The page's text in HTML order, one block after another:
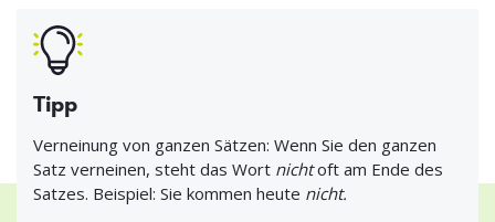
Tipp
Verneinung von ganzen Sätzen: Wenn Sie den ganzen
Satz verneinen, steht das Wort nichtoft am Ende des
Satzes. Beispiel: Sie kommen heute nicht.